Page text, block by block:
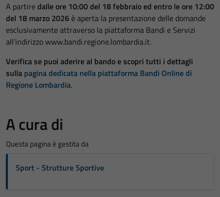
A partiredalle ore 10:00 del 18 febbraio ed entro le ore 12:00
del 18 marzo 2026 è aperta la presentazione delle domande
esclusivamente attraverso la piattaforma Bandi e Servizi
all’indirizzo www.bandi.regione.lombardia.it.
Verifica se puoi aderire al bando e scopri tutti i dettagli
sulla pagina dedicata nella piattaforma Bandi Online di
Regione Lombardia.
A cura di
Questa pagina è gestita da
Sport - Strutture Sportive